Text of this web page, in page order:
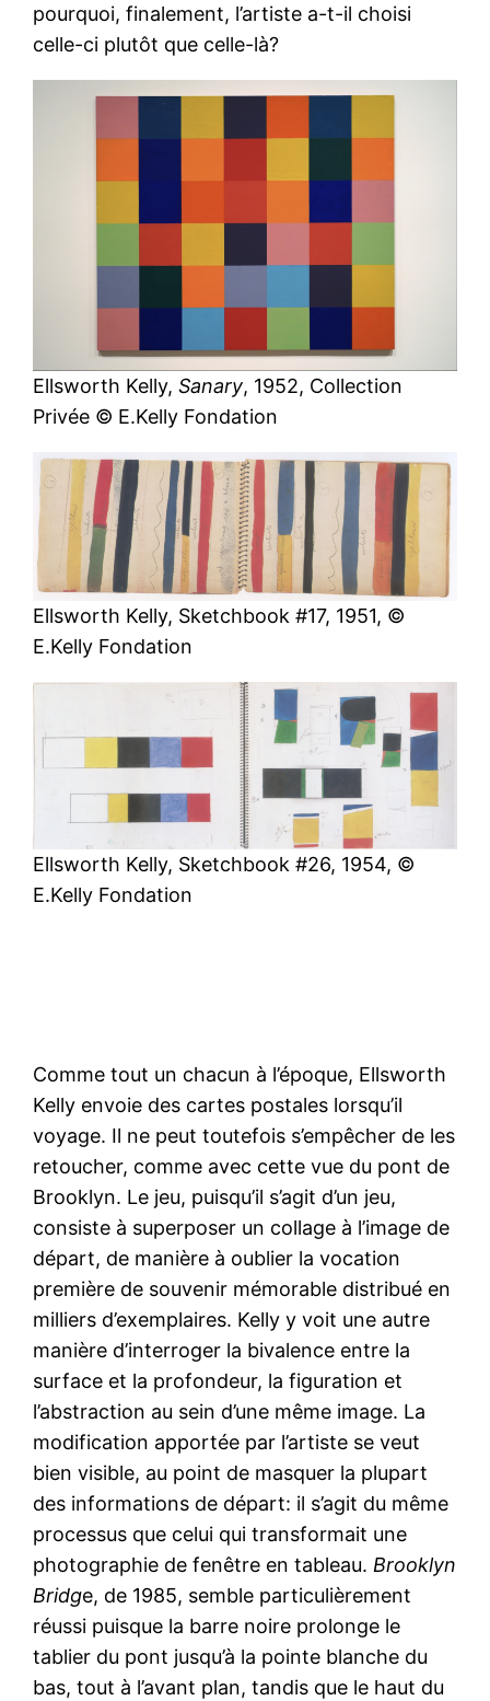
pourquoi, finalement, l’artiste a-t-il choisi
celle-ci plutôt que celle-là?
Ellsworth Kelly,Sanary, 1952, Collection
Privée © E.Kelly Fondation
Ellsworth Kelly, Sketchbook #17, 1951, ©
E.Kelly Fondation
Ellsworth Kelly, Sketchbook #26, 1954, ©
E.Kelly Fondation
Comme tout un chacun à l’époque, Ellsworth
Kelly envoie des cartes postales lorsqu’il
voyage. Il ne peut toutefois s’empêcher de les
retoucher, comme avec cette vue du pont de
Brooklyn. Le jeu, puisqu’il s’agit d’un jeu,
consiste à superposer un collage à l’image de
départ, de manière à oublier la vocation
première de souvenir mémorable distribué en
milliers d’exemplaires. Kelly y voit une autre
manière d’interroger la bivalence entre la
surface et la profondeur, la figuration et
l’abstraction au sein d’une même image. La
modification apportée par l’artiste se veut
bien visible, au point de masquer la plupart
des informations de départ: il s’agit du même
processus que celui qui transformait une
photographie de fenêtre en tableau. Brooklyn
Bridge, de 1985, semble particulièrement
réussi puisque la barre noire prolonge le
tablier du pont jusqu’à la pointe blanche du
bas, tout à l’avant plan, tandis que le haut du